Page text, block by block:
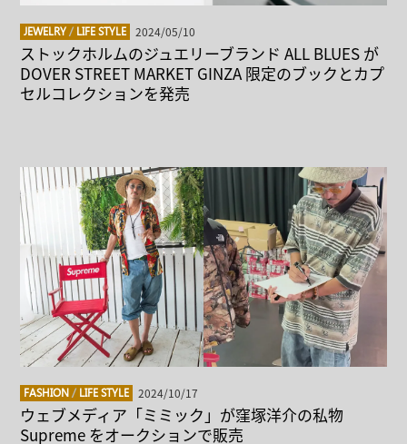
JEWELRY / LIFE STYLE 2024/05/10
ストックホルムのジュエリーブランド ALL BLUES が
DOVER STREET MARKET GINZA 限定のブックとカプ
セルコレクションを発売
FASHION / LIFE STYLE 2024/10/17
ウェブメディア「ミミック」が窪塚洋介の私物
Supreme をオークションで販売